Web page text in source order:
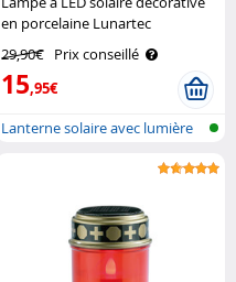
en porcelaine Lunartec
29,90€ Prix conseillé
15,95€
Lanterne solaire avec lumière